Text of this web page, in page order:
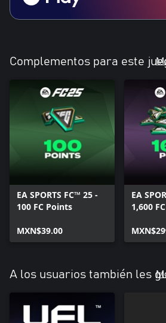
the Frostbite logo, Football Ultimate
are trademarks of Electronic Arts Inc.
Complementos para este
EA SPORTS FC™ 25 -
100 FC Points
MXN$39.00
EA
1,600
A los usuarios también les